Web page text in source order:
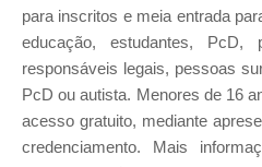
para inscritos e meia entrada
educação, estudantes, PcD,
responsáveis legais, pessoas
PcD ou autista. Menores de 16
acesso gratuito, mediante
credenciamento. Mais